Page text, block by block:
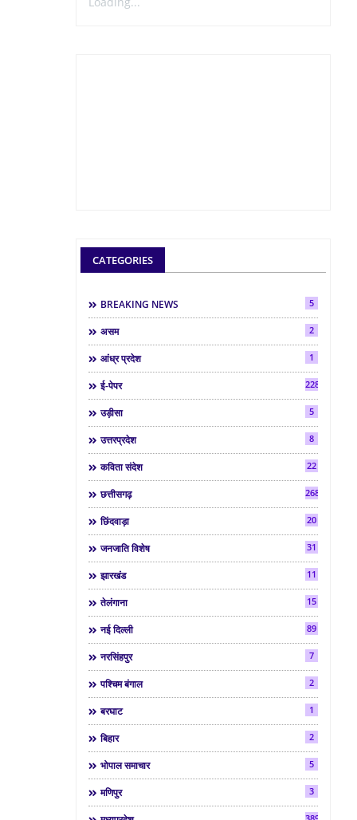
CATEGORIES
BREAKING NEWS 5
असम 2
आंध्र प्रदेश 1
ई-पेपर 2286
उड़ीसा 5
उत्तरप्रदेश 8
कविता संदेश 22
छत्तीसगढ़ 268
छिंदवाड़ा 20
जनजाति विशेष 31
झारखंड 11
तेलंगाना 15
नई दिल्ली 89
नरसिंहपुर 7
पश्चिम बंगाल 2
बरघाट 1
बिहार 2
भोपाल समाचार 5
मणिपुर 3